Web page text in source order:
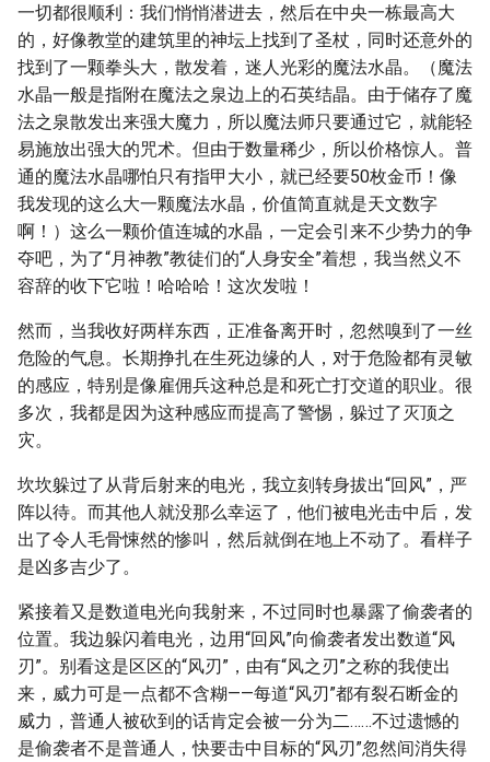
一切都很顺利：我们悄悄潜进去，然后在中央一栋最高大
的，好像教堂的建筑里的神坛上找到了圣杖，同时还意外的
找到了一颗拳头大，散发着，迷人光彩的魔法水晶。（魔法
水晶一般是指附在魔法之泉边上的石英结晶。由于储存了魔
法之泉散发出来强大魔力，所以魔法师只要通过它，就能轻
易施放出强大的咒术。但由于数量稀少，所以价格惊人。普
通的魔法水晶哪怕只有指甲大小，就已经要50枚金币！像
我发现的这么大一颗魔法水晶，价值简直就是天文数字
啊！）这么一颗价值连城的水晶，一定会引来不少势力的争
夺吧，为了“月神教”教徒们的“人身安全”着想，我当然义不
容辞的收下它啦！哈哈哈！这次发啦！
然而，当我收好两样东西，正准备离开时，忽然嗅到了一丝
危险的气息。长期挣扎在生死边缘的人，对于危险都有灵敏
的感应，特别是像雇佣兵这种总是和死亡打交道的职业。很
多次，我都是因为这种感应而提高了警惕，躲过了灭顶之
灾。
坎坎躲过了从背后射来的电光，我立刻转身拔出“回风”，严
阵以待。而其他人就没那么幸运了，他们被电光击中后，发
出了令人毛骨悚然的惨叫，然后就倒在地上不动了。看样子
是凶多吉少了。
紧接着又是数道电光向我射来，不过同时也暴露了偷袭者的
位置。我边躲闪着电光，边用“回风”向偷袭者发出数道“风
刃”。别看这是区区的“风刃”，由有“风之刃”之称的我使出
来，威力可是一点都不含糊——每道“风刃”都有裂石断金的
威力，普通人被砍到的话肯定会被一分为二……不过遗憾的
是偷袭者不是普通人，快要击中目标的“风刃”忽然间消失得